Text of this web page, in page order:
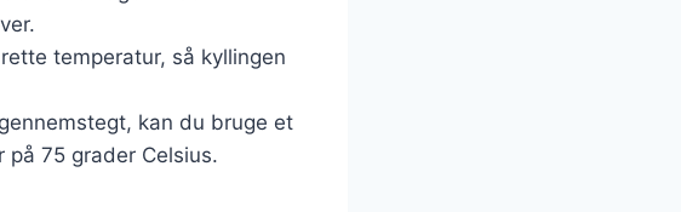
temperatur, så kyllingen
kan du bruge et
på 75 grader Celsius.